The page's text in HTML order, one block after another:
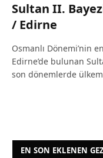
Sultan II.
/ Edirne
Osmanlı Dönemi’nin
Edirne’de bulunan
son dönemlerde
EN SON EKLENEN